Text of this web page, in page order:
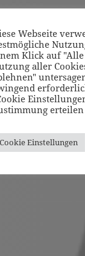
Webseite
Klick auf
aller
Cookie Einstellungen